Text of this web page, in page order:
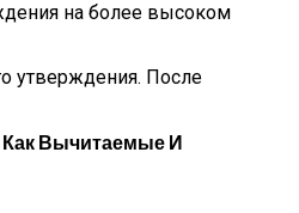
на более высоком
утверждения. После
Как Вычитаемые И